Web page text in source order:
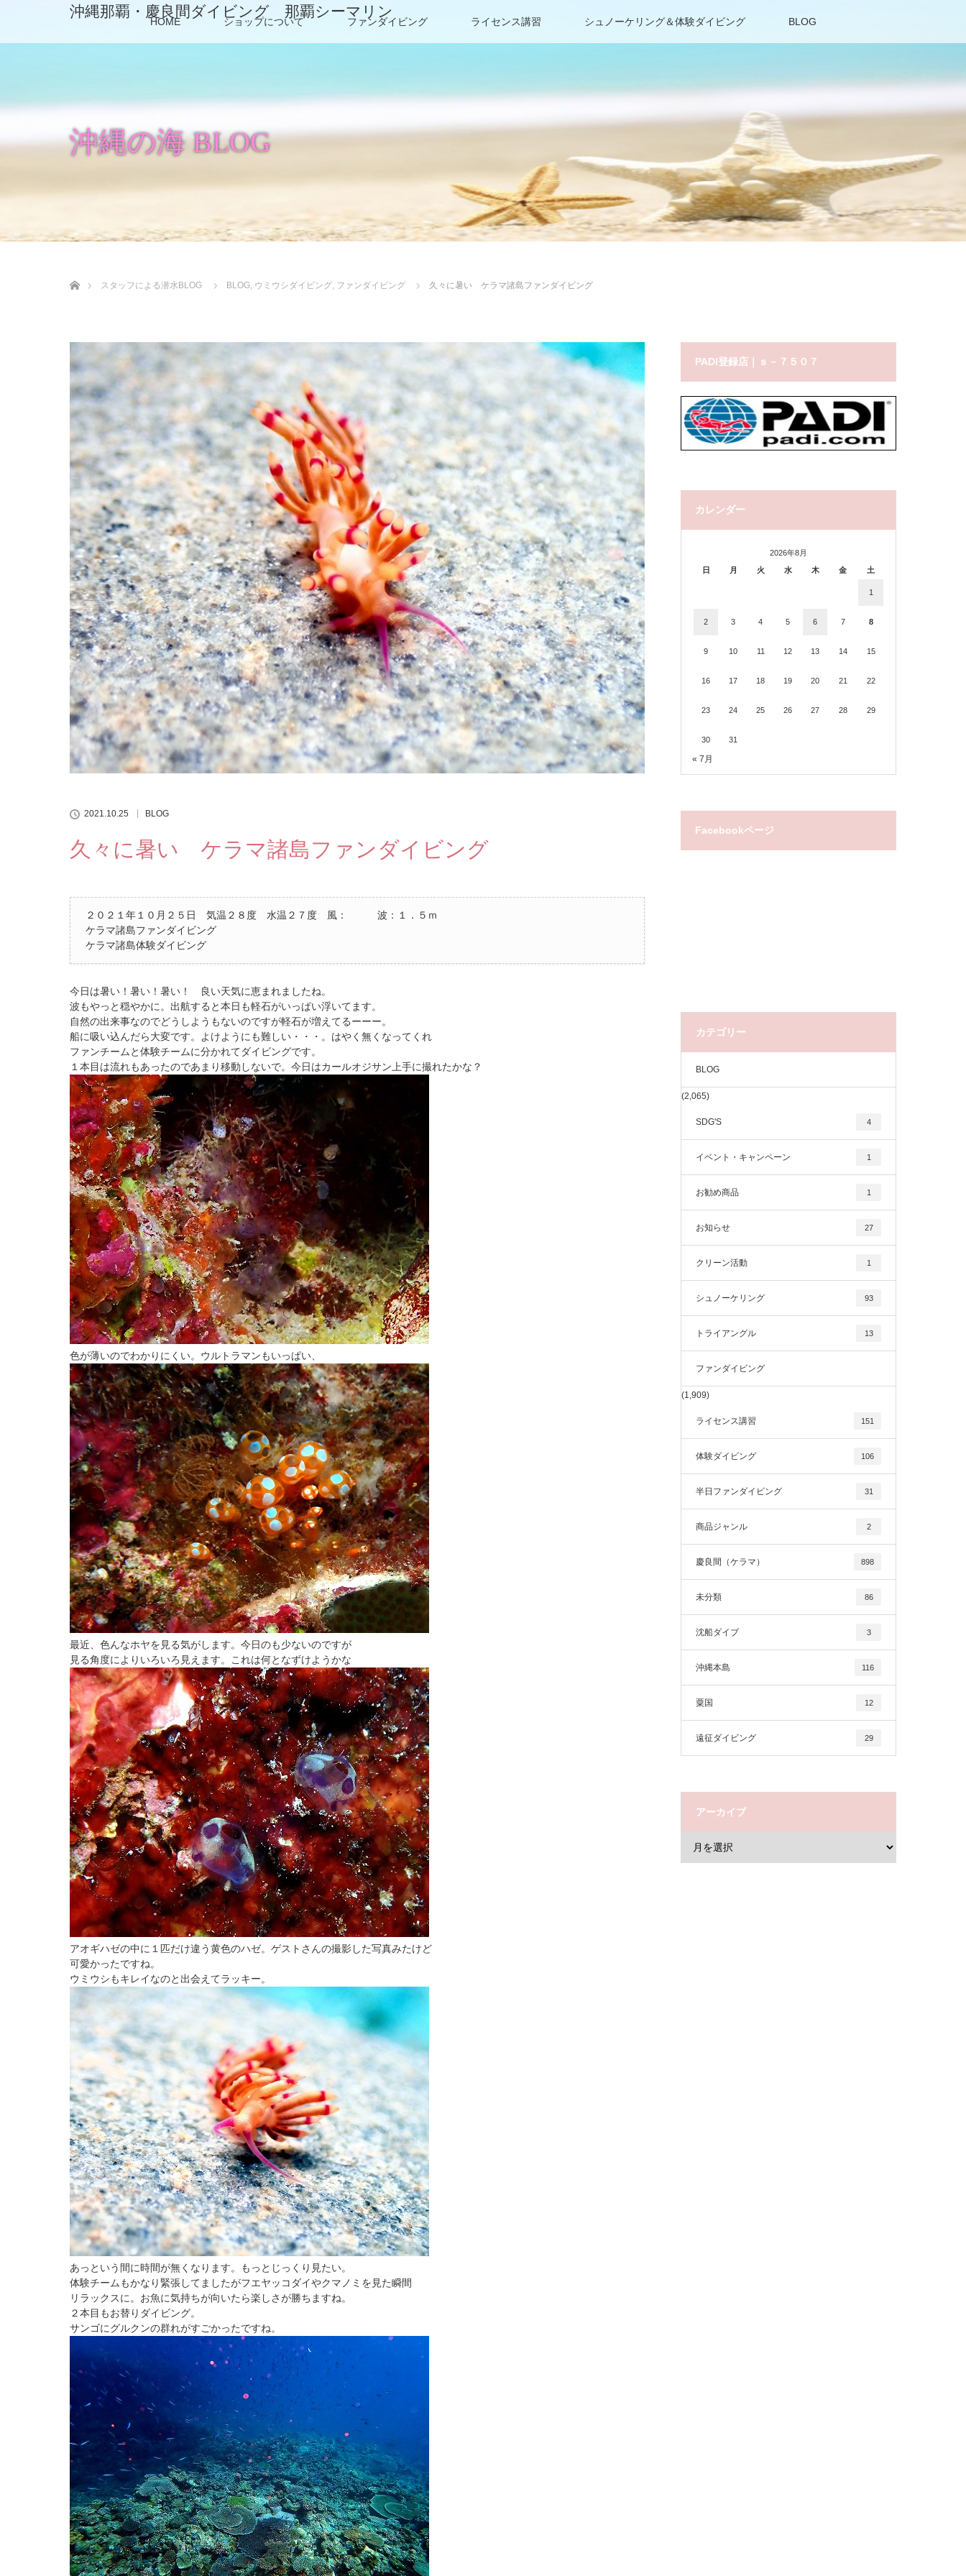
沖縄那覇・慶良間ダイビング 那覇シーマリン
HOME ショップについて ファンダイビング ライセンス講習 シュノーケリング＆体験ダイビング BLOG
沖縄の海 BLOG
スタッフによる潜水BLOG
BLOG, ウミウシダイビング, ファンダイビング 久々に暑い ケラマ諸島ファンダイビング
2021.10.25 BLOG
久々に暑い ケラマ諸島ファンダイビング
２０２１年１０月２５日 気温２８度 水温２７度 風： 波：１．５ｍ
ケラマ諸島ファンダイビング
ケラマ諸島体験ダイビング
今日は暑い！暑い！暑い！ 良い天気に恵まれましたね。
波もやっと穏やかに。出航すると本日も軽石がいっぱい浮いてます。
自然の出来事なのでどうしようもないのですが軽石が増えてるーーー。
船に吸い込んだら大変です。よけようにも難しい・・・。はやく無くなってくれ
ファンチームと体験チームに分かれてダイビングです。
１本目は流れもあったのであまり移動しないで。今日はカールオジサン上手に撮れたかな？
色が薄いのでわかりにくい。ウルトラマンもいっぱい、
最近、色んなホヤを見る気がします。今日のも少ないのですが
見る角度によりいろいろ見えます。これは何となずけようかな
アオギハゼの中に１匹だけ違う黄色のハゼ。ゲストさんの撮影した写真みたけど
可愛かったですね。
ウミウシもキレイなのと出会えてラッキー。
あっという間に時間が無くなります。もっとじっくり見たい。
体験チームもかなり緊張してましたがフエヤッコダイやクマノミを見た瞬間
リラックスに。お魚に気持ちが向いたら楽しさが勝ちますね。
２本目もお替りダイビング。
サンゴにグルクンの群れがすごかったですね。
PADI登録店｜ｓ－７５０７
カレンダー
2026年8月
日
月 火 水 木 金 土
1
2 3 4 5 6 7 8
9 10 11 12 13 14 15
16 17 18 19 20 21 22
23 24 25 26 27 28 29
30 31
« 7月
Facebookページ
カテゴリー
BLOG
(2,065)
SDG'S 4
イベント・キャンペーン 1
お勧め商品 1
お知らせ 27
クリーン活動 1
シュノーケリング 93
トライアングル 13
ファンダイビング
(1,909)
ライセンス講習 151
体験ダイビング 106
半日ファンダイビング 31
商品ジャンル 2
慶良間（ケラマ） 898
未分類 86
沈船ダイブ 3
沖縄本島 116
粟国 12
遠征ダイビング 29
アーカイブ